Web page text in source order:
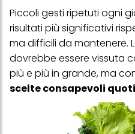
Piccoli gesti ripetuti ogni
risultati più significativi
ma difficili da mantenere.
dovrebbe essere vissuta
più e più in grande, ma
scelte consapevoli